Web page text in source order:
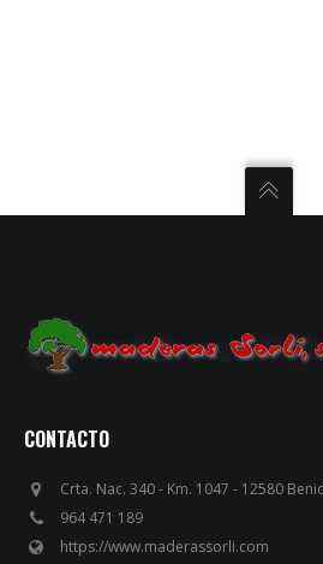
CONTACTO
Crta. Nac. 340 - Km. 1047 - 12580
964 471 189
https://www.maderassorli.com